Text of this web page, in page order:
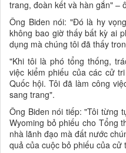
trang, đoàn kết và hàn gắn" –
Ông Biden nói: "Đó là hy
không bao giờ thấy bất kỳ ai
dụng mà chúng tôi đã thấy
"Khi tôi là phó tổng thống,
việc kiểm phiếu của các cử
Quốc hội. Tôi đã làm công
sang trang".
Ông Biden nói tiếp: "Tôi từng
Wyoming bỏ phiếu cho Tổng
nhà lãnh đạo mà đất nước
quả của cuộc bỏ phiếu của cử